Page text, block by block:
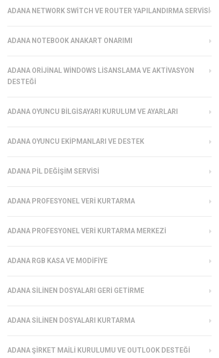
ADANA NETWORK SWITCH VE ROUTER YAPILANDIRMA SERVISI
ADANA NOTEBOOK ANAKART ONARIMI
ADANA ORIJINAL WINDOWS LISANSLAMA VE AKTIVASYON
DESTEĞI
ADANA OYUNCU BILGISAYARI KURULUM VE AYARLARI
ADANA OYUNCU EKIPMANLARI VE DESTEK
ADANA PIL DEĞIŞIM SERVISI
ADANA PROFESYONEL VERI KURTARMA
ADANA PROFESYONEL VERI KURTARMA MERKEZI
ADANA RGB KASA VE MODIFIYE
ADANA SILINEN DOSYALARI GERI GETIRME
ADANA SILINEN DOSYALARI KURTARMA
ADANA ŞIRKET MAILI KURULUMU VE OUTLOOK DESTEĞI